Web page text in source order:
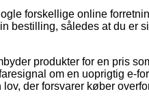
forskellige online
bestilling, således at du er
produkter for en pris
om en uoprigtig e-
der forsvarer køber